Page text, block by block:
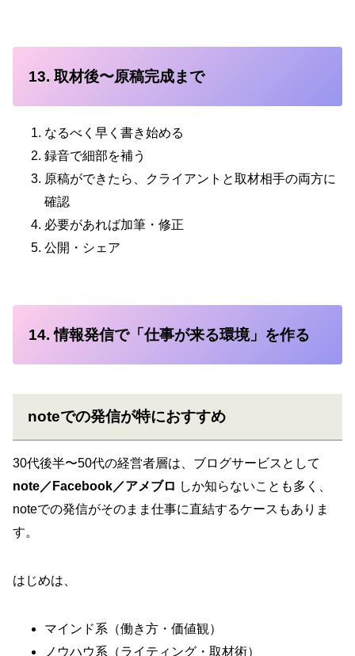
13. 取材後〜原稿完成まで
なるべく早く書き始める
録音で細部を補う
原稿ができたら、クライアントと取材相手の両方に
確認
必要があれば加筆・修正
公開・シェア
14. 情報発信で「仕事が来る環境」を作る
noteでの発信が特におすすめ
30代後半〜50代の経営者層は、ブログサービスとして
note／Facebook／アメブロ しか知らないことも多く、
noteでの発信がそのまま仕事に直結するケースもありま
す。
はじめは、
マインド系（働き方・価値観）
ノウハウ系（ライティング・取材術）